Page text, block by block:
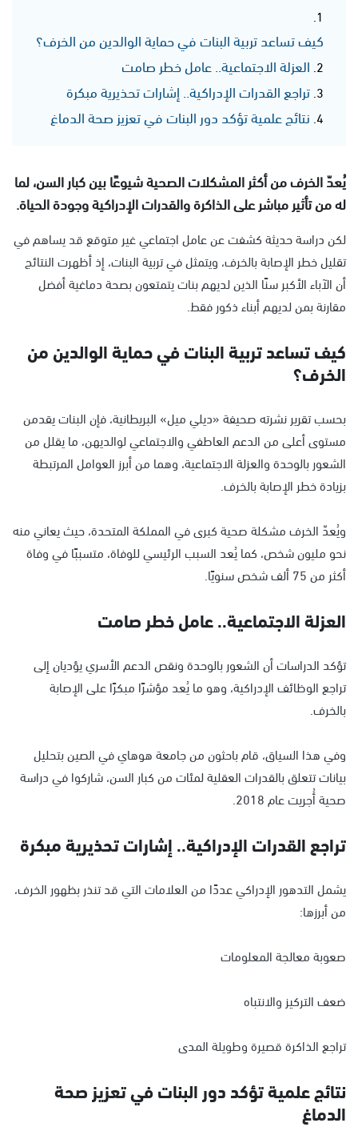
كيف تساعد تربية البنات في حماية الوالدين من الخرف؟
العزلة الاجتماعية.. عامل خطر صامت
تراجع القدرات الإدراكية.. إشارات تحذيرية مبكرة
نتائج علمية تؤكد دور البنات في تعزيز صحة الدماغ
يُعدّ الخرف من أكثر المشكلات الصحية شيوعًا بين كبار السن، لما
له من تأثير مباشر على الذاكرة والقدرات الإدراكية وجودة الحياة.
لكن دراسة حديثة كشفت عن عامل اجتماعي غير متوقع قد يساهم في
تقليل خطر الإصابة بالخرف، ويتمثل في تربية البنات، إذ أظهرت النتائج
أن الآباء الأكبر سنًا الذين لديهم بنات يتمتعون بصحة دماغية أفضل
مقارنة بمن لديهم أبناء ذكور فقط.
كيف تساعد تربية البنات في حماية الوالدين من
الخرف؟
بحسب تقرير نشرته صحيفة «ديلي ميل» البريطانية، فإن البنات يقدمن
مستوى أعلى من الدعم العاطفي والاجتماعي لوالديهن، ما يقلل من
الشعور بالوحدة والعزلة الاجتماعية، وهما من أبرز العوامل المرتبطة
بزيادة خطر الإصابة بالخرف.
ويُعدّ الخرف مشكلة صحية كبرى في المملكة المتحدة، حيث يعاني منه
نحو مليون شخص، كما يُعد السبب الرئيسي للوفاة، متسببًا في وفاة
أكثر من 75 ألف شخص سنويًا.
العزلة الاجتماعية.. عامل خطر صامت
تؤكد الدراسات أن الشعور بالوحدة ونقص الدعم الأسري يؤديان إلى
تراجع الوظائف الإدراكية، وهو ما يُعد مؤشرًا مبكرًا على الإصابة
بالخرف.
وفي هذا السياق، قام باحثون من جامعة هوهاي في الصين بتحليل
بيانات تتعلق بالقدرات العقلية لمئات من كبار السن، شاركوا في دراسة
صحية أُجريت عام 2018.
تراجع القدرات الإدراكية.. إشارات تحذيرية مبكرة
يشمل التدهور الإدراكي عددًا من العلامات التي قد تنذر بظهور الخرف،
من أبرزها:
صعوبة معالجة المعلومات
ضعف التركيز والانتباه
تراجع الذاكرة قصيرة وطويلة المدى
نتائج علمية تؤكد دور البنات في تعزيز صحة
الدماغ